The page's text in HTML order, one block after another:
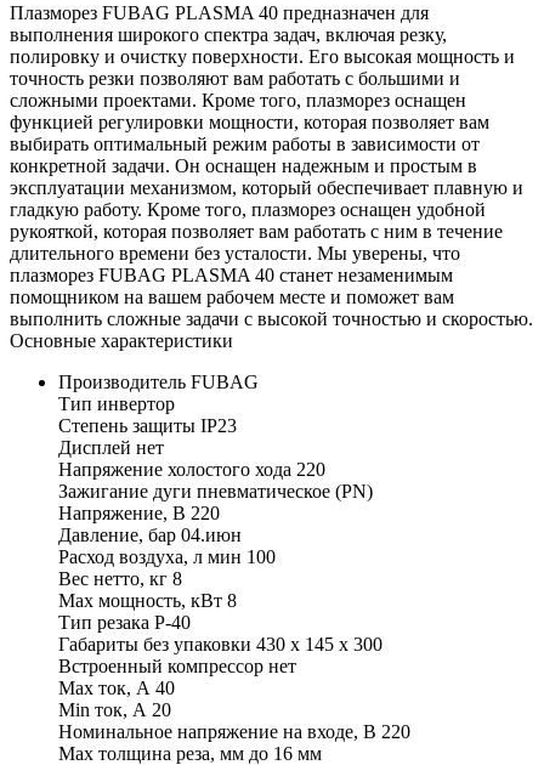
Плазморез FUBAG PLASMA 40 предназначен для
выполнения широкого спектра задач, включая резку,
полировку и очистку поверхности. Его высокая мощность и
точность резки позволяют вам работать с большими и
сложными проектами. Кроме того, плазморез оснащен
функцией регулировки мощности, которая позволяет вам
выбирать оптимальный режим работы в зависимости от
конкретной задачи. Он оснащен надежным и простым в
эксплуатации механизмом, который обеспечивает плавную и
гладкую работу. Кроме того, плазморез оснащен удобной
рукояткой, которая позволяет вам работать с ним в течение
длительного времени без усталости. Мы уверены, что
плазморез FUBAG PLASMA 40 станет незаменимым
помощником на вашем рабочем месте и поможет вам
выполнить сложные задачи с высокой точностью и скоростью.
Основные характеристики
Производитель FUBAG
Тип инвертор
Степень защиты IP23
Дисплей нет
Напряжение холостого хода 220
Зажигание дуги пневматическое (PN)
Напряжение, В 220
Давление, бар 04.июн
Расход воздуха, л мин 100
Вес нетто, кг 8
Max мощность, кВт 8
Тип резака P-40
Габариты без упаковки 430 x 145 x 300
Встроенный компрессор нет
Max ток, А 40
Min ток, А 20
Номинальное напряжение на входе, В 220
Max толщина реза, мм до 16 мм